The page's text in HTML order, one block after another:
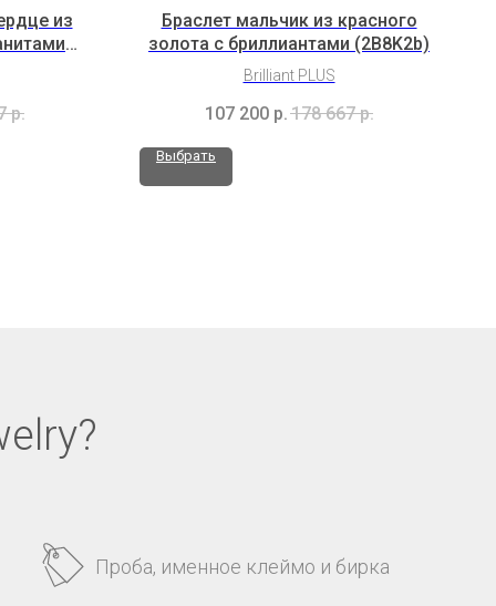
из
р.
Браслет мальчик из красного
золота с бриллиантами (2B8K2b)
Brilliant PLUS
107 200 р.178 667 р.
Выбрать
Проба, именное клеймо и бирка